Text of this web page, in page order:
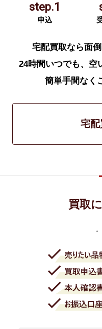
step.1
申込
宅配買取なら面
24時間いつでも、空
簡単手間なく
宅
買取